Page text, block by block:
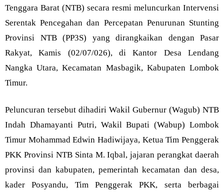
Tenggara Barat (NTB) secara resmi meluncurkan Intervensi
Serentak Pencegahan dan Percepatan Penurunan Stunting
Provinsi NTB (PP3S) yang dirangkaikan dengan Pasar
Rakyat, Kamis (02/07/026), di Kantor Desa Lendang
Nangka Utara, Kecamatan Masbagik, Kabupaten Lombok
Timur.
Peluncuran tersebut dihadiri Wakil Gubernur (Wagub) NTB
Indah Dhamayanti Putri, Wakil Bupati (Wabup) Lombok
Timur Mohammad Edwin Hadiwijaya, Ketua Tim Penggerak
PKK Provinsi NTB Sinta M. Iqbal, jajaran perangkat daerah
provinsi dan kabupaten, pemerintah kecamatan dan desa,
kader Posyandu, Tim Penggerak PKK, serta berbagai